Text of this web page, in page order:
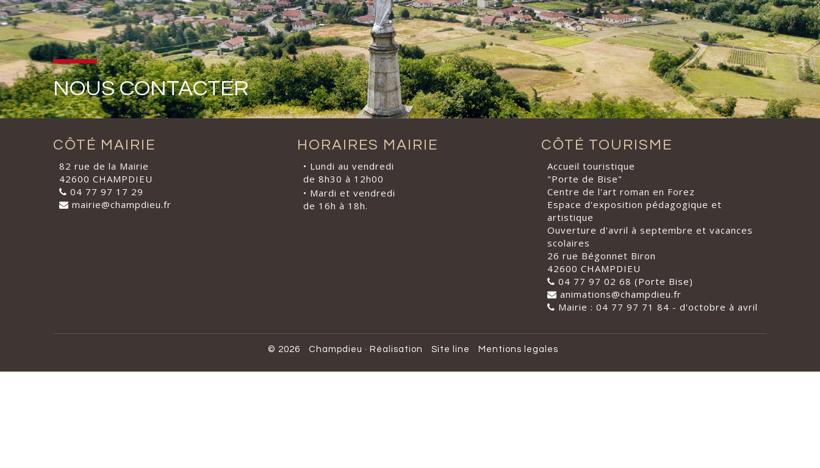
NOUS CONTACTER
CÔTÉ MAIRIE
82 rue de la Mairie
42600 CHAMPDIEU
04 77 97 17 29
mairie@champdieu.fr
HORAIRES MAIRIE
• Lundi au vendredi
de 8h30 à 12h00
• Mardi et vendredi
de 16h à 18h.
CÔTÉ TOURISME
Accueil touristique
"Porte de Bise"
Centre de l'art roman en Forez
Espace d'exposition pédagogique et
artistique
Ouverture d'avril à septembre et vacances
scolaires
26 rue Bégonnet Biron
42600 CHAMPDIEU
04 77 97 02 68 (Porte Bise)
animations@champdieu.fr
Mairie : 04 77 97 71 84 - d'octobre à avril
© 2026 Champdieu · Réalisation Site line Mentions legales